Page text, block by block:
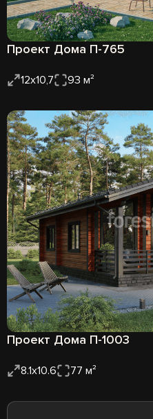
Проект Дома П-765
12х10,7 93 м²
Проект Дома П-1003
8.1х10.6 77 м²